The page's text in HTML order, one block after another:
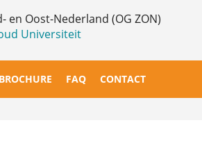
Oost-Nederland (OG ZON)
Universiteit
BROCHURE FAQ CONTACT